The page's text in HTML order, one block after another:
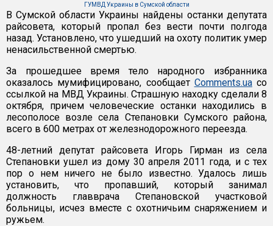
ГУМВД Украины в Сумской области
В Сумской области Украины найдены останки депутата
райсовета, который пропал без вести почти полгода
назад. Установлено, что ушедший на охоту политик умер
ненасильственной смертью.
За прошедшее время тело народного избранника
оказалось мумифицировано, сообщает Comments.uaсо
ссылкой на МВД Украины. Страшную находку сделали 8
октября, причем человеческие останки находились в
лесополосе возле села Степановки Сумского района,
всего в 600 метрах от железнодорожного переезда.
48-летний депутат райсовета Игорь Гирман из села
Степановки ушел из дому 30 апреля 2011 года, и с тех
пор о нем ничего не было известно. Удалось лишь
установить, что пропавший, который занимал
должность главврача Степановской участковой
больницы, исчез вместе с охотничьим снаряжением и
ружьем.